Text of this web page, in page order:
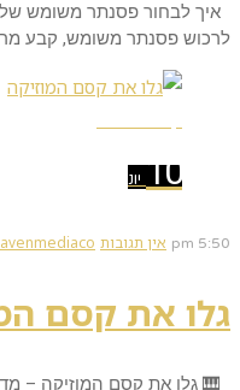
איך לבחור פסנתר משומש
לרכוש פסנתר משומש, קבע
10 יונ
5:50 pm אין תגובות
גלו את קסם
🎹 גלו את קסם המוזיקה –